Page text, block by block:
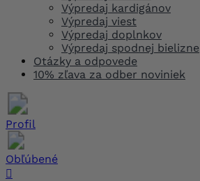
Výpredaj kardigánov
Výpredaj viest
Výpredaj doplnkov
Výpredaj spodnej bielizne
Otázky a odpovede
10% zľava za odber noviniek
Profil
Obľúbené
